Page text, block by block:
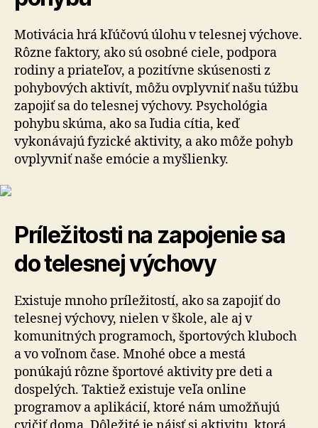
Motivácia hrá kľúčovú úlohu v telesnej výchove.
Rôzne faktory, ako sú osobné ciele, podpora
rodiny a priateľov, a pozitívne skúsenosti z
pohybových aktivít, môžu ovplyvniť našu túžbu
zapojiť sa do telesnej výchovy. Psychológia
pohybu skúma, ako sa ľudia cítia, keď
vykonávajú fyzické aktivity, a ako môže pohyb
ovplyvniť naše emócie a myšlienky.
Príležitosti na zapojenie sa
do telesnej výchovy
Existuje mnoho príležitostí, ako sa zapojiť do
telesnej výchovy, nielen v škole, ale aj v
komunitných programoch, športových kluboch
a vo voľnom čase. Mnohé obce a mestá
ponúkajú rôzne športové aktivity pre deti a
dospelých. Taktiež existuje veľa online
programov a aplikácií, ktoré nám umožňujú